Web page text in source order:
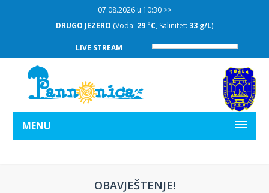
07.08.2026 u 10:30 >>
DRUGO JEZERO (Voda: 29 °C, Salinitet: 33 g/L)
LIVE STREAM
MENU
OBAVJEŠTENJE!